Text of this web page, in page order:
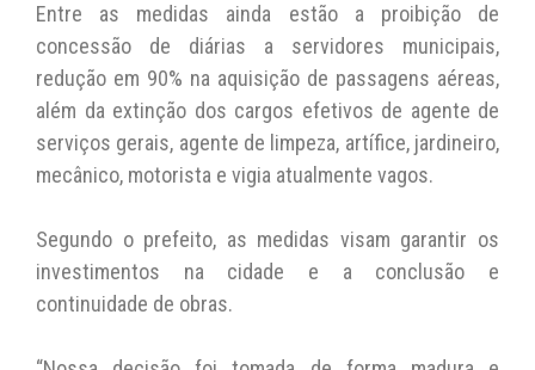
Entre as medidas ainda estão a proibição de
concessão de diárias a servidores municipais,
redução em 90% na aquisição de passagens aéreas,
além da extinção dos cargos efetivos de agente de
serviços gerais, agente de limpeza, artífice, jardineiro,
mecânico, motorista e vigia atualmente vagos.
Segundo o prefeito, as medidas visam garantir os
investimentos na cidade e a conclusão e
continuidade de obras.